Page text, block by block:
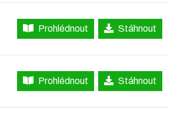
Prohlédnout Stáhnout
Prohlédnout Stáhnout